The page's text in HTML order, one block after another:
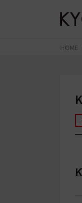
HOME